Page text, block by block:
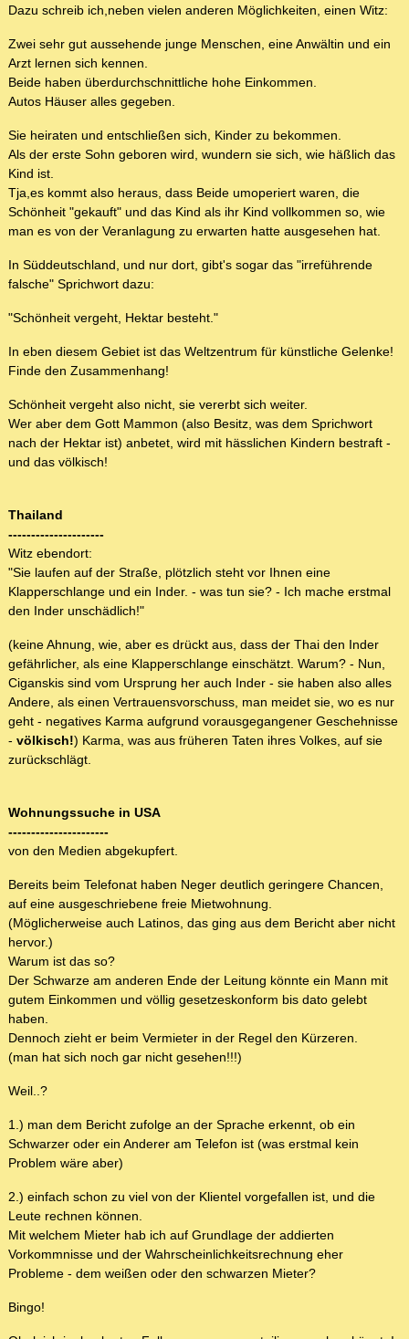
Dazu schreib ich,neben vielen anderen Möglichkeiten, einen Witz:
Zwei sehr gut aussehende junge Menschen, eine Anwältin und ein
Arzt lernen sich kennen.
Beide haben überdurchschnittliche hohe Einkommen.
Autos Häuser alles gegeben.
Sie heiraten und entschließen sich, Kinder zu bekommen.
Als der erste Sohn geboren wird, wundern sie sich, wie häßlich das
Kind ist.
Tja,es kommt also heraus, dass Beide umoperiert waren, die
Schönheit "gekauft" und das Kind als ihr Kind vollkommen so, wie
man es von der Veranlagung zu erwarten hatte ausgesehen hat.
In Süddeutschland, und nur dort, gibt's sogar das "irreführende
falsche" Sprichwort dazu:
"Schönheit vergeht, Hektar besteht."
In eben diesem Gebiet ist das Weltzentrum für künstliche Gelenke!
Finde den Zusammenhang!
Schönheit vergeht also nicht, sie vererbt sich weiter.
Wer aber dem Gott Mammon (also Besitz, was dem Sprichwort
nach der Hektar ist) anbetet, wird mit hässlichen Kindern bestraft -
und das völkisch!
Thailand
---------------------
Witz ebendort:
"Sie laufen auf der Straße, plötzlich steht vor Ihnen eine
Klapperschlange und ein Inder. - was tun sie? - Ich mache erstmal
den Inder unschädlich!"
(keine Ahnung, wie, aber es drückt aus, dass der Thai den Inder
gefährlicher, als eine Klapperschlange einschätzt. Warum? - Nun,
Ciganskis sind vom Ursprung her auch Inder - sie haben also alles
Andere, als einen Vertrauensvorschuss, man meidet sie, wo es nur
geht - negatives Karma aufgrund vorausgegangener Geschehnisse
- völkisch!) Karma, was aus früheren Taten ihres Volkes, auf sie
zurückschlägt.
Wohnungssuche in USA
----------------------
von den Medien abgekupfert.
Bereits beim Telefonat haben Neger deutlich geringere Chancen,
auf eine ausgeschriebene freie Mietwohnung.
(Möglicherweise auch Latinos, das ging aus dem Bericht aber nicht
hervor.)
Warum ist das so?
Der Schwarze am anderen Ende der Leitung könnte ein Mann mit
gutem Einkommen und völlig gesetzeskonform bis dato gelebt
haben.
Dennoch zieht er beim Vermieter in der Regel den Kürzeren.
(man hat sich noch gar nicht gesehen!!!)
Weil..?
1.) man dem Bericht zufolge an der Sprache erkennt, ob ein
Schwarzer oder ein Anderer am Telefon ist (was erstmal kein
Problem wäre aber)
2.) einfach schon zu viel von der Klientel vorgefallen ist, und die
Leute rechnen können.
Mit welchem Mieter hab ich auf Grundlage der addierten
Vorkommnisse und der Wahrscheinlichkeitsrechnung eher
Probleme - dem weißen oder den schwarzen Mieter?
Bingo!